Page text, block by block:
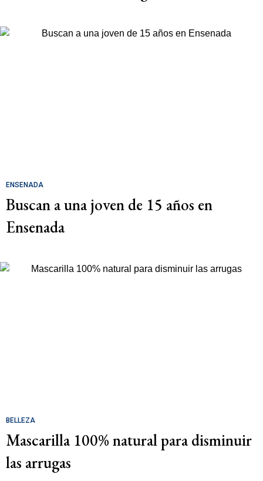
ENSENADA
Buscan a una joven de 15 años en
Ensenada
BELLEZA
Mascarilla 100% natural para disminuir
las arrugas